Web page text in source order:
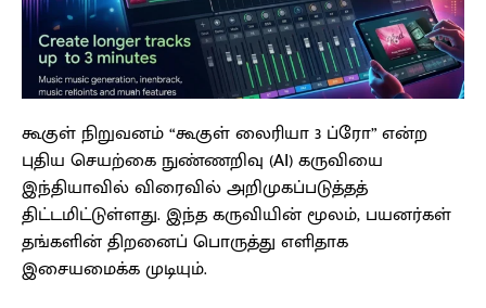
கூகுள் நிறுவனம் “கூகுள் லைரியா 3 ப்ரோ” என்ற
புதிய செயற்கை நுண்ணறிவு (AI) கருவியை
இந்தியாவில் விரைவில் அறிமுகப்படுத்தத்
திட்டமிட்டுள்ளது. இந்த கருவியின் மூலம், பயனர்கள்
தங்களின் திறனைப் பொருத்து எளிதாக
இசையமைக்க முடியும்.